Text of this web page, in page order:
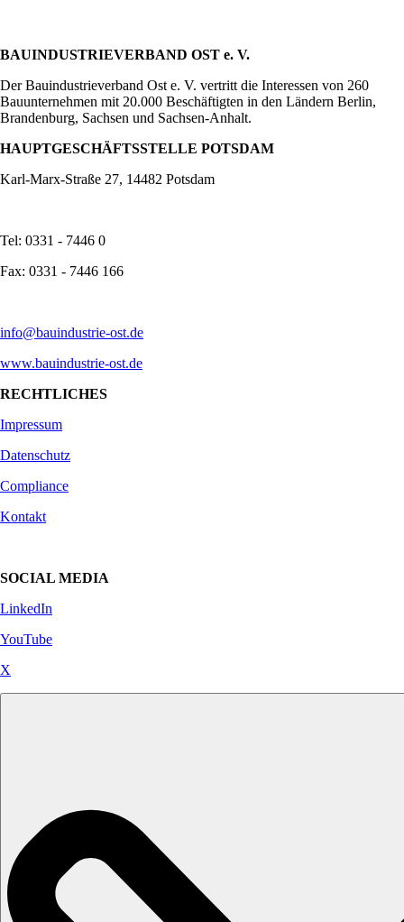
BAUINDUSTRIEVERBAND OST e. V.
Der Bauindustrieverband Ost e. V. vertritt die Interessen von 260
Bauunternehmen mit 20.000 Beschäftigten in den Ländern Berlin,
Brandenburg, Sachsen und Sachsen-Anhalt.
HAUPTGESCHÄFTSSTELLE POTSDAM
Karl-Marx-Straße 27, 14482 Potsdam
Tel: 0331 - 7446 0
Fax: 0331 - 7446 166
info@bauindustrie-ost.de
www.bauindustrie-ost.de
RECHTLICHES
Impressum
Datenschutz
Compliance
Kontakt
SOCIAL MEDIA
LinkedIn
YouTube
X